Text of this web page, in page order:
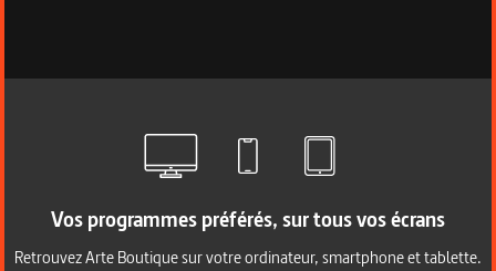
Vos programmes préférés, sur tous vos écrans
Retrouvez Arte Boutique sur votre ordinateur, smartphone et tablette.